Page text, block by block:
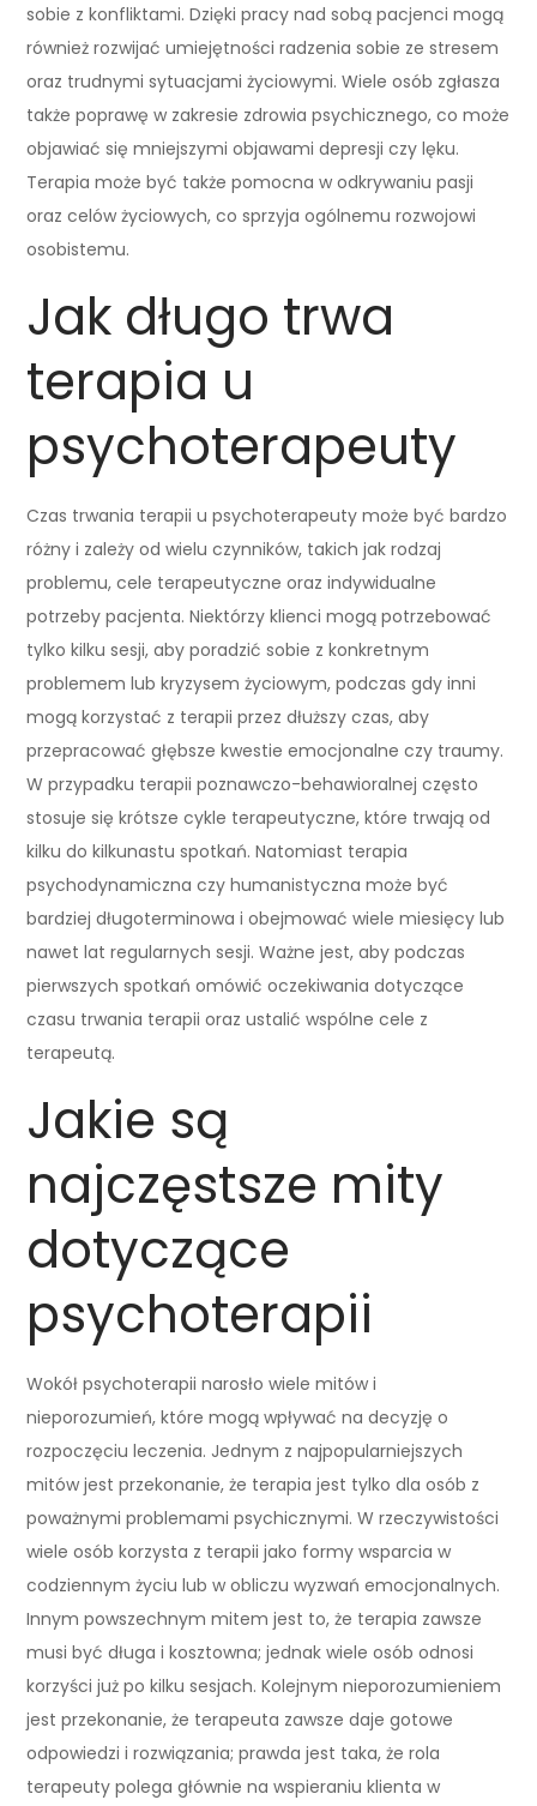
sobie z konfliktami. Dzięki pracy nad sobą pacjenci mogą
również rozwijać umiejętności radzenia sobie ze stresem
oraz trudnymi sytuacjami życiowymi. Wiele osób zgłasza
także poprawę w zakresie zdrowia psychicznego, co może
objawiać się mniejszymi objawami depresji czy lęku.
Terapia może być także pomocna w odkrywaniu pasji
oraz celów życiowych, co sprzyja ogólnemu rozwojowi
osobistemu.
Jak długo trwa
terapia u
psychoterapeuty
Czas trwania terapii u psychoterapeuty może być bardzo
różny i zależy od wielu czynników, takich jak rodzaj
problemu, cele terapeutyczne oraz indywidualne
potrzeby pacjenta. Niektórzy klienci mogą potrzebować
tylko kilku sesji, aby poradzić sobie z konkretnym
problemem lub kryzysem życiowym, podczas gdy inni
mogą korzystać z terapii przez dłuższy czas, aby
przepracować głębsze kwestie emocjonalne czy traumy.
W przypadku terapii poznawczo-behawioralnej często
stosuje się krótsze cykle terapeutyczne, które trwają od
kilku do kilkunastu spotkań. Natomiast terapia
psychodynamiczna czy humanistyczna może być
bardziej długoterminowa i obejmować wiele miesięcy lub
nawet lat regularnych sesji. Ważne jest, aby podczas
pierwszych spotkań omówić oczekiwania dotyczące
czasu trwania terapii oraz ustalić wspólne cele z
terapeutą.
Jakie są
najczęstsze mity
dotyczące
psychoterapii
Wokół psychoterapii narosło wiele mitów i
nieporozumień, które mogą wpływać na decyzję o
rozpoczęciu leczenia. Jednym z najpopularniejszych
mitów jest przekonanie, że terapia jest tylko dla osób z
poważnymi problemami psychicznymi. W rzeczywistości
wiele osób korzysta z terapii jako formy wsparcia w
codziennym życiu lub w obliczu wyzwań emocjonalnych.
Innym powszechnym mitem jest to, że terapia zawsze
musi być długa i kosztowna; jednak wiele osób odnosi
korzyści już po kilku sesjach. Kolejnym nieporozumieniem
jest przekonanie, że terapeuta zawsze daje gotowe
odpowiedzi i rozwiązania; prawda jest taka, że rola
terapeuty polega głównie na wspieraniu klienta w